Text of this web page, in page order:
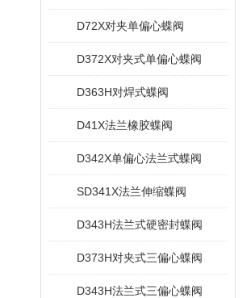
D72X对夹单偏心蝶阀
D372X对夹式单偏心蝶阀
D363H对焊式蝶阀
D41X法兰橡胶蝶阀
D342X单偏心法兰式蝶阀
SD341X法兰伸缩蝶阀
D343H法兰式硬密封蝶阀
D373H对夹式三偏心蝶阀
D343H法兰式三偏心蝶阀